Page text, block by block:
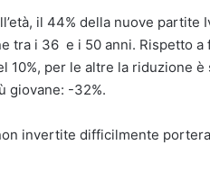
il 44% della nuove partite
tra i 36 e i 50 anni. Rispetto
10%, per le altre la riduzione
giovane: -32%.
invertite difficilmente